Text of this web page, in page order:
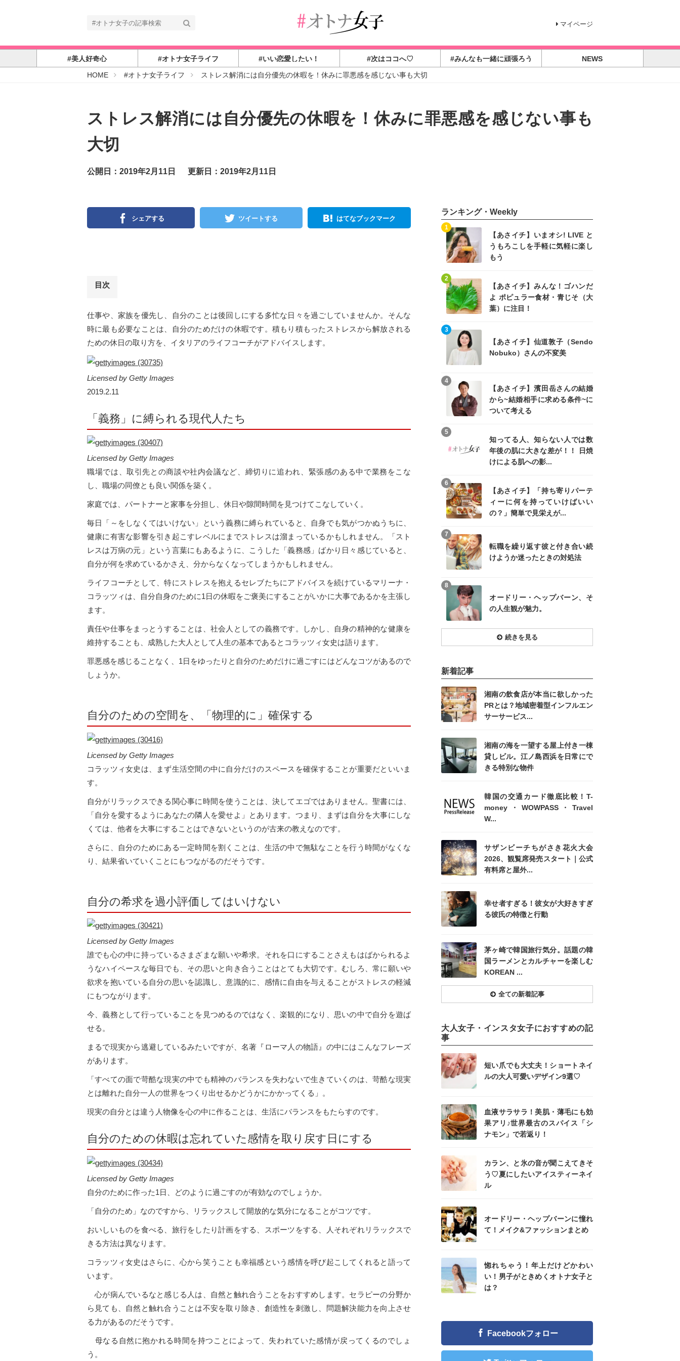
マイページ
#美人好奇心 #オトナ女子ライフ #いい恋愛したい！ #次はココへ♡ #みんなも一緒に頑張ろう
NEWS
HOME#
子
#オトナ女子ライフ ストレス解消には自分優先の休暇を！休みに罪悪感を感じない事も大切
ストレス解消には自分優先の休暇を！休みに罪悪感を感じない事も
大切
公開日：2019年2月11日 更新日：2019年2月11日
シェアする ツイートする はてなブックマーク
目次
仕事や、家族を優先し、自分のことは後回しにする多忙な日々を過ごしていませんか。そんな
時に最も必要なことは、自分のためだけの休暇です。積もり積もったストレスから解放される
ための休日の取り方を、イタリアのライフコーチがアドバイスします。
Licensed by Getty Images
2019.2.11
「義務」に縛られる現代人たち
Licensed by Getty Images
職場では、取引先との商談や社内会議など、締切りに追われ、緊張感のある中で業務をこな
し、職場の同僚とも良い関係を築く。
家庭では、パートナーと家事を分担し、休日や隙間時間を見つけてこなしていく。
毎日「～をしなくてはいけない」という義務に縛られていると、自身でも気がつかぬうちに、
健康に有害な影響を引き起こすレベルにまでストレスは溜まっているかもしれません。「スト
レスは万病の元」という言葉にもあるように、こうした「義務感」ばかり日々感じていると、
自分が何を求めているかさえ、分からなくなってしまうかもしれません。
ライフコーチとして、特にストレスを抱えるセレブたちにアドバイスを続けているマリーナ・
コラッツィは、自分自身のために1日の休暇をご褒美にすることがいかに大事であるかを主張し
ます。
責任や仕事をまっとうすることは、社会人としての義務です。しかし、自身の精神的な健康を
維持することも、成熟した大人として人生の基本であるとコラッツィ女史は語ります。
罪悪感を感じることなく、1日をゆったりと自分のためだけに過ごすにはどんなコツがあるので
しょうか。
自分のための空間を、「物理的に」確保する
Licensed by Getty Images
コラッツィ女史は、まず生活空間の中に自分だけのスペースを確保することが重要だといいま
す。
自分がリラックスできる関心事に時間を使うことは、決してエゴではありません。聖書には、
「自分を愛するようにあなたの隣人を愛せよ」とあります。つまり、まずは自分を大事にしな
くては、他者を大事にすることはできないというのが古来の教えなのです。
さらに、自分のためにある一定時間を割くことは、生活の中で無駄なことを行う時間がなくな
り、結果省いていくことにもつながるのだそうです。
自分の希求を過小評価してはいけない
Licensed by Getty Images
誰でも心の中に持っているさまざまな願いや希求。それを口にすることさえもはばかられるよ
うなハイペースな毎日でも、その思いと向き合うことはとても大切です。むしろ、常に願いや
欲求を抱いている自分の思いを認識し、意識的に、感情に自由を与えることがストレスの軽減
にもつながります。
今、義務として行っていることを見つめるのではなく、楽観的になり、思いの中で自分を遊ば
せる。
まるで現実から逃避しているみたいですが、名著『ローマ人の物語』の中にはこんなフレーズ
があります。
「すべての面で苛酷な現実の中でも精神のバランスを失わないで生きていくのは、苛酷な現実
とは離れた自分一人の世界をつくり出せるかどうかにかかってくる」。
現実の自分とは違う人物像を心の中に作ることは、生活にバランスをもたらすのです。
自分のための休暇は忘れていた感情を取り戻す日にする
Licensed by Getty Images
自分のために作った1日、どのように過ごすのが有効なのでしょうか。
「自分のため」なのですから、リラックスして開放的な気分になることがコツです。
おいしいものを食べる、旅行をしたり計画をする、スポーツをする、人それぞれリラックスで
きる方法は異なります。
コラッツィ女史はさらに、心から笑うことも幸福感という感情を呼び起こしてくれると語って
います。
心が病んでいるなと感じる人は、自然と触れ合うことをおすすめします。セラピーの分野か
ら見ても、自然と触れ合うことは不安を取り除き、創造性を刺激し、問題解決能力を向上させ
る力があるのだそうです。
母なる自然に抱かれる時間を持つことによって、失われていた感情が戻ってくるのでしょ
う。
ランキング・Weekly
【あさイチ】いまオシ! LIVE と
うもろこしを手軽に気軽に楽し
もう
1
【あさイチ】みんな！ゴハンだ
よ ポピュラー食材・青じそ（大
葉）に注目！
2
【あさイチ】仙道敦子（Sendo
Nobuko）さんの不変美
3
【あさイチ】濱田岳さんの結婚
から~結婚相手に求める条件~に
ついて考える
4
知ってる人、知らない人では数
年後の肌に大きな差が！！ 日焼
けによる肌への影...
5
【あさイチ】「持ち寄りパーテ
ィーに何を持っていけばいい
の？」簡単で見栄えが...
6
転職を繰り返す彼と付き合い続
けようか迷ったときの対処法
7
オードリー・ヘップバーン、そ
の人生観が魅力。
8
続きを見る
新着記事
湘南の飲食店が本当に欲しかった
PRとは？地域密着型インフルエン
サーサービス...
湘南の海を一望する屋上付き一棟
貸しビル。江ノ島西浜を日常にで
きる特別な物件
韓国の交通カード徹底比較！T-
money・WOWPASS・Travel
W...
サザンビーチちがさき花火大会
2026、観覧席発売スタート｜公式
有料席と屋外...
幸せ者すぎる！彼女が大好きすぎ
る彼氏の特徴と行動
茅ヶ崎で韓国旅行気分。話題の韓
国ラーメンとカルチャーを楽しむ
KOREAN ...
全ての新着記事
大人女子・インスタ女子におすすめの記
事
短い爪でも大丈夫！ショートネイ
ルの大人可愛いデザイン9選♡
血液サラサラ！美肌・薄毛にも効
果アリ♪世界最古のスパイス「シ
ナモン」で若返り！
カラン、と氷の音が聞こえてきそ
う♡夏にしたいアイスティーネイ
ル
オードリー・ヘップバーンに憧れ
て！メイク&ファッションまとめ
惚れちゃう！年上だけどかわい
い！男子がときめくオトナ女子と
は？
Facebookフォロー